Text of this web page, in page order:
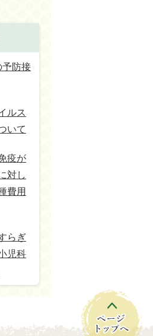
予防接
ルス
いて
疫が
対し
費用
らぎ
児科